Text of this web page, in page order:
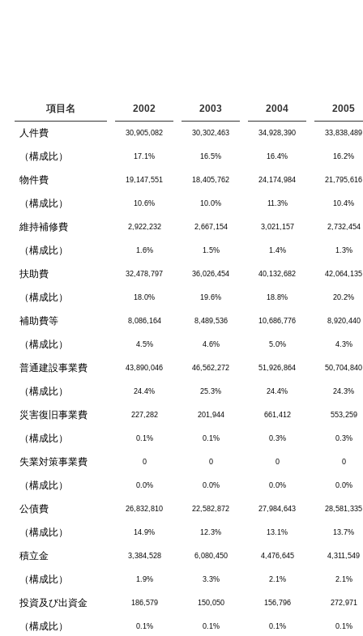
項目名 2002 2003 2004 2005
人件費 30,905,082 30,302,463 34,928,390 33,838,489
（構成比） 17.1% 16.5% 16.4% 16.2%
物件費 19,147,551 18,405,762 24,174,984 21,795,616
（構成比） 10.6% 10.0% 11.3% 10.4%
維持補修費 2,922,232 2,667,154 3,021,157 2,732,454
（構成比） 1.6% 1.5% 1.4% 1.3%
扶助費 32,478,797 36,026,454 40,132,682 42,064,135
（構成比） 18.0% 19.6% 18.8% 20.2%
補助費等 8,086,164 8,489,536 10,686,776 8,920,440
（構成比） 4.5% 4.6% 5.0% 4.3%
普通建設事業費 43,890,046 46,562,272 51,926,864 50,704,840
（構成比） 24.4% 25.3% 24.4% 24.3%
災害復旧事業費 227,282 201,944 661,412 553,259
（構成比） 0.1% 0.1% 0.3% 0.3%
失業対策事業費 0 0 0 0
（構成比） 0.0% 0.0% 0.0% 0.0%
公債費 26,832,810 22,582,872 27,984,643 28,581,335
（構成比） 14.9% 12.3% 13.1% 13.7%
積立金 3,384,528 6,080,450 4,476,645 4,311,549
（構成比） 1.9% 3.3% 2.1% 2.1%
投資及び出資金 186,579 150,050 156,796 272,971
（構成比） 0.1% 0.1% 0.1% 0.1%